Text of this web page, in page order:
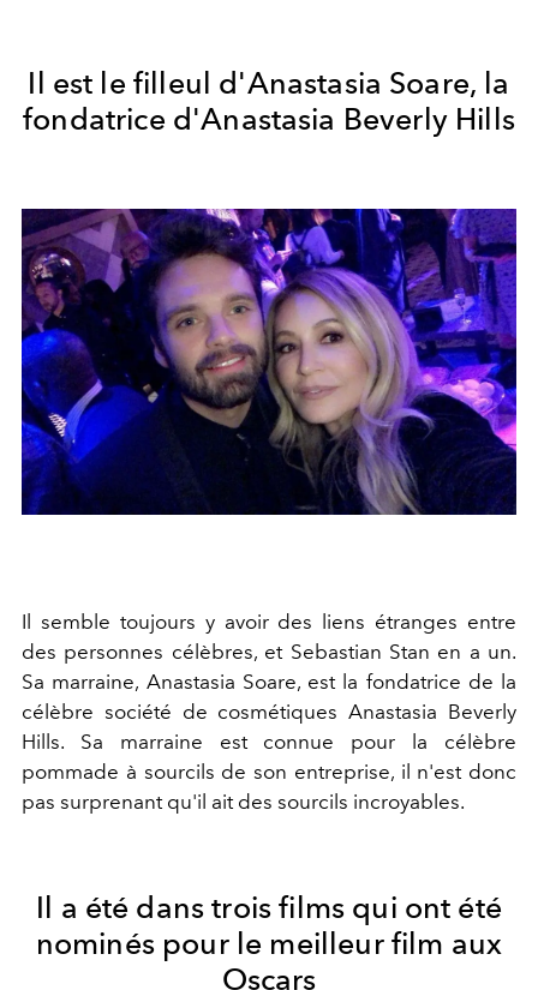
Il est le filleul d'Anastasia Soare, la
fondatrice d'Anastasia Beverly Hills
Il semble toujours y avoir des liens étranges entre
des personnes célèbres, et Sebastian Stan en a un.
Sa marraine, Anastasia Soare, est la fondatrice de la
célèbre société de cosmétiques Anastasia Beverly
Hills. Sa marraine est connue pour la célèbre
pommade à sourcils de son entreprise, il n'est donc
pas surprenant qu'il ait des sourcils incroyables.
Il a été dans trois films qui ont été
nominés pour le meilleur film aux
Oscars